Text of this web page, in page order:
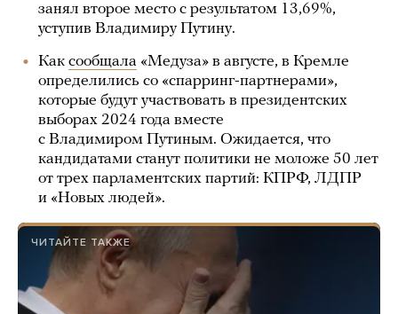
занял второе место с результатом 13,69%,
уступив Владимиру Путину.
Как сообщала «Медуза» в августе, в Кремле
определились со «спарринг-партнерами»,
которые будут участвовать в президентских
выборах 2024 года вместе
с Владимиром Путиным. Ожидается, что
кандидатами станут политики не моложе 50 лет
от трех парламентских партий: КПРФ, ЛДПР
и «Новых людей».
ЧИТАЙТЕ ТАКЖЕ